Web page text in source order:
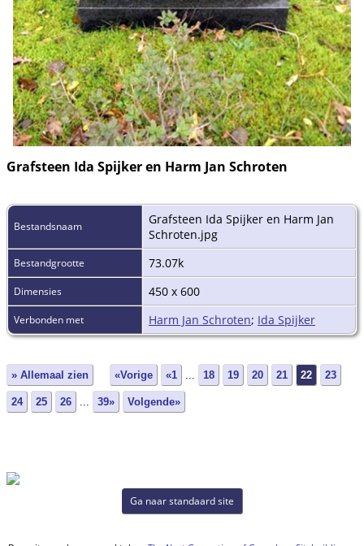
Grafsteen Ida Spijker en Harm Jan Schroten
Bestandsnaam
Grafsteen Ida Spijker en Harm Jan
Schroten.jpg
Bestandgrootte 73.07k
Dimensies 450 x 600
Verbonden met Harm Jan Schroten; Ida Spijker
» Allemaal zien «Vorige «1 18 19 20 21 22 23
24 25 26 39» Volgende»
Ga naar standaard site